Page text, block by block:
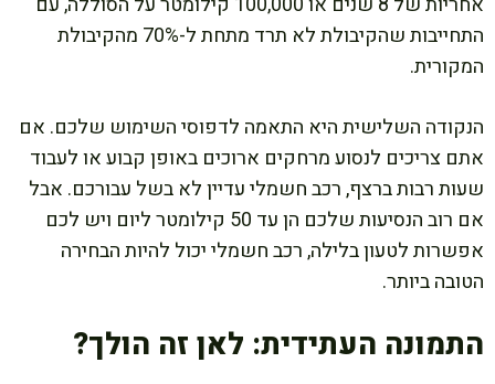
התחייבות שהקיבולת לא תרד מתחת ל-70% מהקיבולת
המקורית.
הנקודה השלישית היא התאמה לדפוסי השימוש שלכם. אם
אתם צריכים לנסוע מרחקים ארוכים באופן קבוע או לעבוד
שעות רבות ברצף, רכב חשמלי עדיין לא בשל עבורכם. אבל
אם רוב הנסיעות שלכם הן עד 50 קילומטר ליום ויש לכם
אפשרות לטעון בלילה, רכב חשמלי יכול להיות הבחירה
הטובה ביותר.
התמונה העתידית: לאן זה הולך?